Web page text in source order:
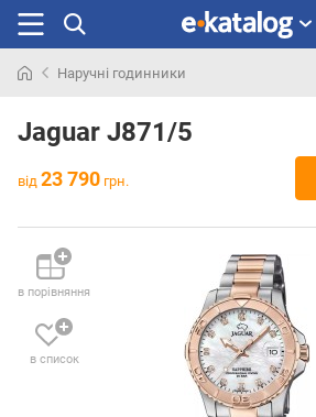
раніше
Наручні годинники
Jaguar J871/5
від 23 790 грн.
в порівняння
в список